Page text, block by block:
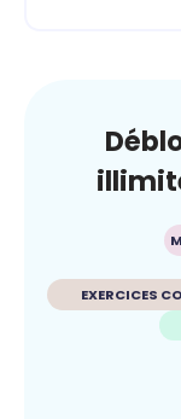
EXERCICES